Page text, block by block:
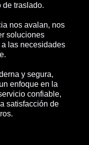
de traslado.
nos avalan, nos
soluciones
las necesidades
y segura,
enfoque en la
confiable,
satisfacción de